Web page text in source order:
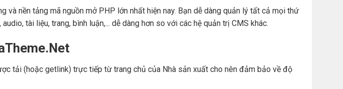
và nền tảng mã nguồn mở PHP lớn nhất hiện nay. Bạn dễ dàng quản lý tất cả mọi thứ
tài liệu, trang, bình luận,... dễ dàng hơn so với các hệ quản trị CMS khác.
tải (hoặc getlink) trực tiếp từ trang chủ của Nhà sản xuất cho nên đảm bảo về độ